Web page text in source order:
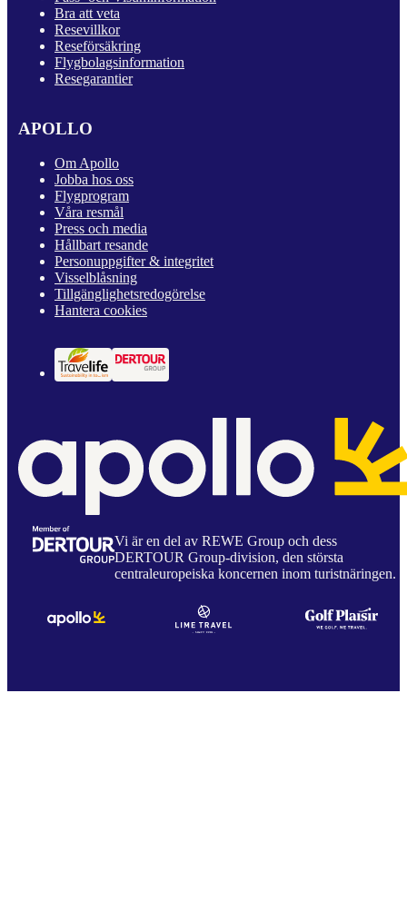
Bra att veta
Resevillkor
Reseförsäkring
Flygbolagsinformation
Resegarantier
APOLLO
Om Apollo
Jobba hos oss
Flygprogram
Våra resmål
Press och media
Hållbart resande
Personuppgifter & integritet
Visselblåsning
Tillgänglighetsredogörelse
Hantera cookies
Vi är en del av REWE Group och dess
DERTOUR Group-division, den största
centraleuropeiska koncernen inom turistnäringen.